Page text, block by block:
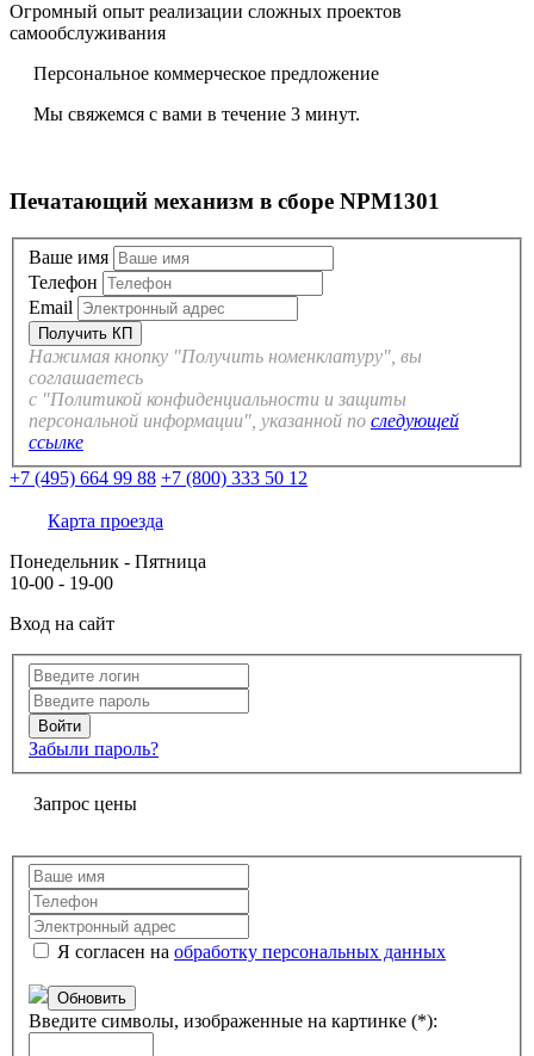
Огромный опыт реализации сложных проектов
самообслуживания
Персональное коммерческое предложение
Мы свяжемся с вами в течение 3 минут.
Печатающий механизм в сборе NPM1301
Ваше имя
Телефон
Email
Нажимая кнопку "Получить номенклатуру", вы
соглашаетесь
с "Политикой конфиденциальности и защиты
персональной информации", указанной по следующей
ссылке
+7 (495) 664 99 88 +7 (800) 333 50 12
Карта проезда
Понедельник - Пятница
10-00 - 19-00
Вход на сайт
Забыли пароль?
Запрос цены
Я согласен на обработку персональных данных
Обновить
Введите символы, изображенные на картинке (*):